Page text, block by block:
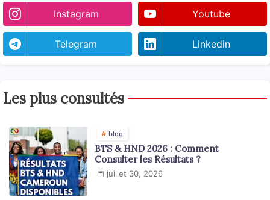
Instagram Youtube
Telegram Linkedin
Les plus consultés
blog
BTS & HND 2026 : Comment
Consulter les Résultats ?
juillet 30, 2026